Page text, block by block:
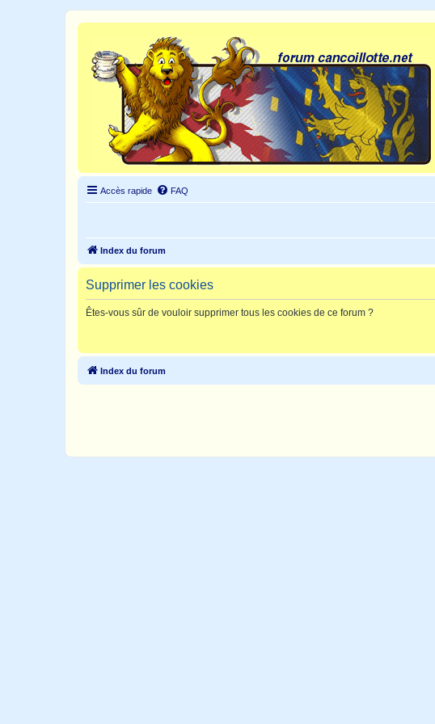
Accès rapide FAQ
Index du forum
Supprimer les cookies
Êtes-vous sûr de vouloir supprimer tous les cookies de ce forum ?
Index du forum